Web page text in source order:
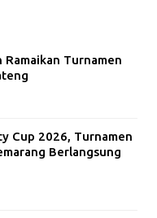
Ramaikan Turnamen
Cup 2026, Turnamen
Berlangsung